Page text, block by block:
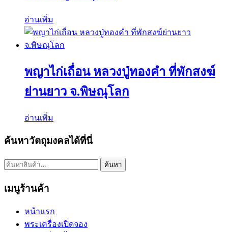
อ่านเพิ่ม
พญาไก่เถื่อน หลวงปู่ทองคำ ที่พักสงฆ์
ย่านยาว จ.พิษณุโลก
อ่านเพิ่ม
ค้นหาวัตถุมงคลได้ที่นี่
ค้นหา: ค้นหา
เมนูร้านค้า
หน้าแรก
พระเครื่องเปิดจอง